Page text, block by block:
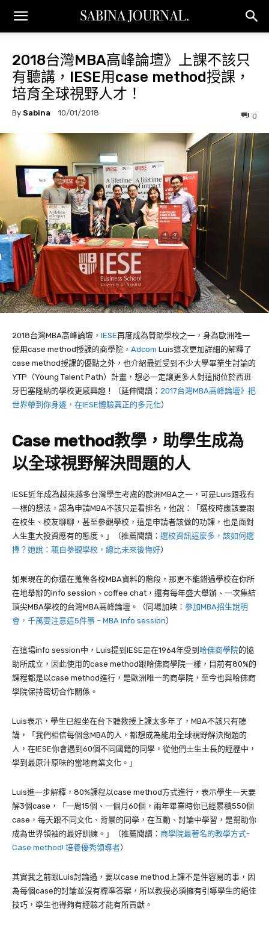
2018台灣MBA高峰論壇》上課不該只
有聽講，IESE用case method授課，
培育全球視野人才！
By Sabina 10/01/2018 0
2018台灣MBA高峰論壇， IESE再度成為贊助學校之一，身為歐洲唯一
使用case method授課的商學院， Adcom Luis這次更加詳細的解釋了
case method授課的優點之外，也介紹最近受到不少大學畢業生討論的
YTP （Young Talent Path）計畫，想必一定讓更多人對這間位於西班
牙巴塞隆納的學校更感興趣！（延伸閱讀： 2017台灣MBA高峰論壇》把
世界帶到你身邊，在IESE體驗真正的多元化）
Case method教學，助學生成為
以全球視野解決問題的人
IESE近年成為越來越多台灣學生考慮的歐洲MBA之一，可是Luis跟我有
一樣的想法，認為申請MBA不該只是看排名，他說：「選校時應該要跟
在校生、校友聊聊，甚至參觀學校，這是申請者該做的功課，也是面對
人生重大投資應有的態度。」（推薦閱讀： 選校資訊這麼多，該如何選
擇？她說：親自參觀學校，總比未來後悔好）
如果現在的你還在蒐集各校MBA資料的階段，那更不能錯過學校在你所
在地舉辦的info session、coffee chat，還有每年盛大舉辦、一次集結
頂尖MBA學校的台灣MBA高峰論壇。（同場加映： 參加MBA招生說明
會，千萬要注意這5件事 – MBA info session）
在這場info session中，Luis提到IESE是在1964年受到 哈佛商學院的協
助所成立，因此使用的case method跟哈佛商學院一樣，目前有80%的
課程都是以case method進行，是歐洲唯一的商學院，至今也與哈佛商
學院保持密切合作關係。
Luis表示，學生已經坐在台下聽教授上課太多年了，MBA不該只有聽
講，「我們相信每個念MBA的人，都想成為能用全球視野解決問題的
人，在IESE你會遇到60個不同國籍的同學，從他們土生土長的經歷中，
學到最原汁原味的當地商業文化。」
Luis進一步解釋，80%課程以case method方式進行，表示學生一天要
解3個case，「一周15個、一個月60個，兩年畢業時你已經累積550個
case，每天跟不同文化、背景的同學，在互動、討論中學習，是幫助你
成為世界領袖的最好訓練。」（推薦閱讀： 商學院最著名的教學方式-
Case method! 培養優秀領導者）
其實我之前跟Luis討論過，要以case method 上課不是件容易的事，因
為每個case的討論並沒有標準答案，所以教授必須擁有引導學生的絕佳
技巧，學生也得夠有經驗才能有所貢獻。